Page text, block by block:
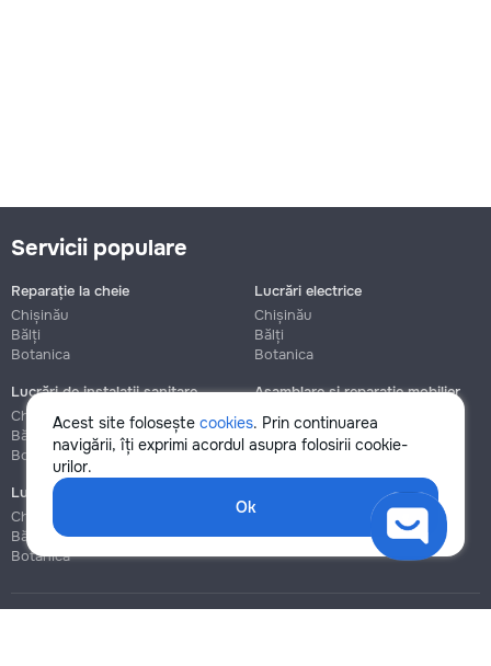
Acest site folosește cookies. Prin continuarea
navigării, îți exprimi acordul asupra folosirii cookie-
urilor.
Ok
Servicii populare
Reparație la cheie
Chișinău
Bălți
Botanica
Lucrări electrice
Chișinău
Bălți
Botanica
Lucrări de instalații sanitare
Chișinău
Bălți
Botanica
Asamblare și reparație mobilier
Chișinău
Botanica
Lucrări de construcție și instalare
Chișinău
Bălți
Botanica